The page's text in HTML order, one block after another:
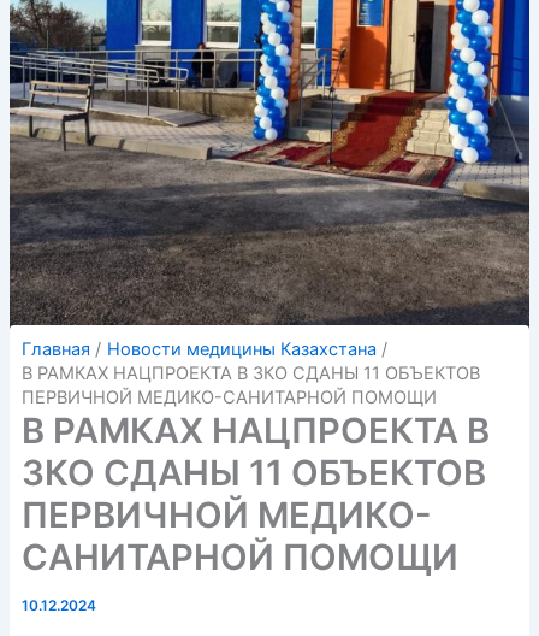
Главная
Новости медицины Казахстана
В РАМКАХ НАЦПРОЕКТА В ЗКО СДАНЫ 11 ОБЪЕКТОВ
ПЕРВИЧНОЙ МЕДИКО-САНИТАРНОЙ ПОМОЩИ
В РАМКАХ НАЦПРОЕКТА В
ЗКО СДАНЫ 11 ОБЪЕКТОВ
ПЕРВИЧНОЙ МЕДИКО-
САНИТАРНОЙ ПОМОЩИ
10.12.2024